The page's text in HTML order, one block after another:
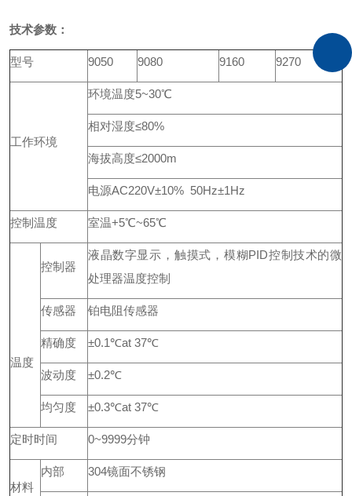
技术参数：
型号 9050 9080 9160 9270
工作环境
环境温度5~30℃
相对湿度≤80%
海拔高度≤2000m
电源AC220V±10% 50Hz±1Hz
控制温度 室温+5℃~65℃
温度
控制器
液晶数字显示，触摸式，模糊PID控制技术的微
处理器温度控制
传感器 铂电阻传感器
精确度 ±0.1℃at 37℃
波动度 ±0.2℃
均匀度 ±0.3℃at 37℃
定时时间 0~9999分钟
材料
内部 304镜面不锈钢